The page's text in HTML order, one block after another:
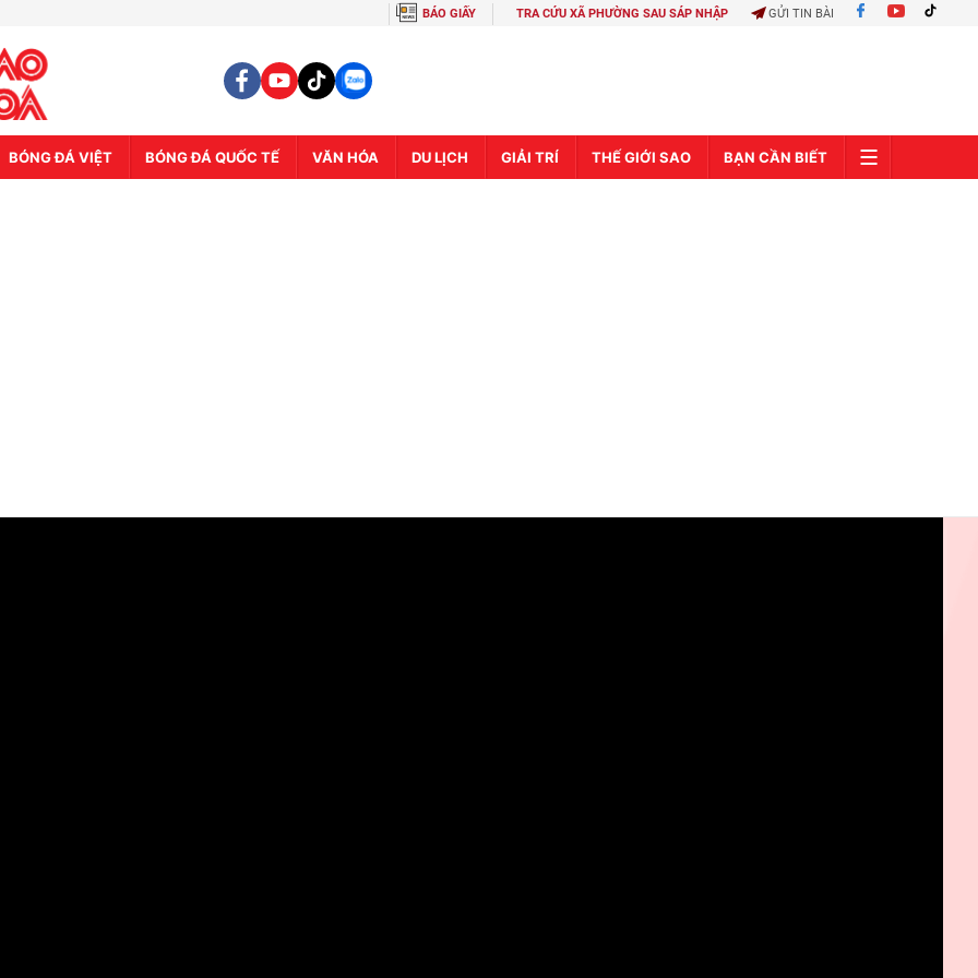
BÁO GIẤY TRA CỨU XÃ PHƯỜNG SAU SÁP NHẬP GỬI TIN BÀI
BÓNG ĐÁ VIỆT BÓNG ĐÁ QUỐC TẾ VĂN HÓA DU LỊCH GIẢI TRÍ THẾ GIỚI SAO BẠN CẦN BIẾT